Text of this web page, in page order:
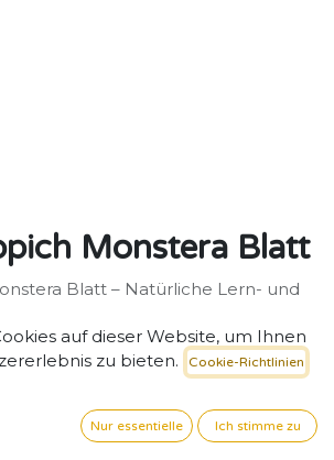
Monstera Blatt
Blatt – Natürliche Lern- und
MwSt. zzgl. Versand
auf dieser Website, um Ihnen
zu bieten.
Cookie-Richtlinien
Nur essentielle Ich stimme zu